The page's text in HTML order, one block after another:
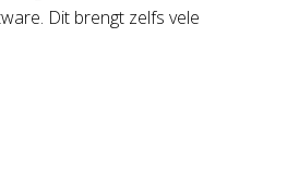
Dit brengt zelfs vele